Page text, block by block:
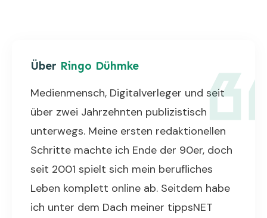
Über Ringo Dühmke
Medienmensch, Digitalverleger und seit
über zwei Jahrzehnten publizistisch
unterwegs. Meine ersten redaktionellen
Schritte machte ich Ende der 90er, doch
seit 2001 spielt sich mein berufliches
Leben komplett online ab. Seitdem habe
ich unter dem Dach meiner tippsNET